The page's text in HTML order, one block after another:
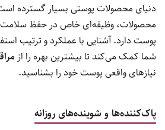
دنیای محصولات پوستی بسیار گسترده
محصولات، وظیفه‌ای خاص در حفظ سلامت،
پوست دارد. آشنایی با عملکرد و ترتیب
شما کمک می‌کند تا بیشترین بهره را از
نیازهای واقعی پوست خود را بشناسید.
پاک‌کننده‌ها و شوینده‌های روزانه